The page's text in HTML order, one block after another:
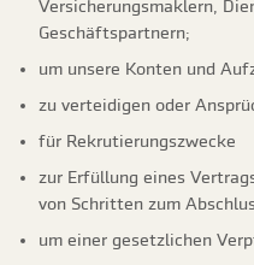
Versicherungsmaklern,
Geschäftspartnern;
um unsere Konten und
zu verteidigen oder
für Rekrutierungszwecke
zur Erfüllung eines
von Schritten zum
um einer gesetzlichen